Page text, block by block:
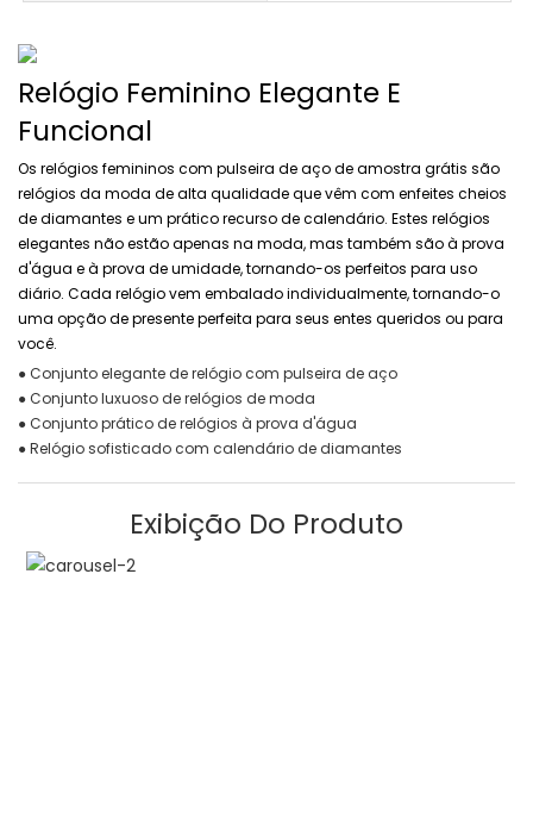
Relógio Feminino Elegante E
Funcional
Os relógios femininos com pulseira de aço de amostra grátis são
relógios da moda de alta qualidade que vêm com enfeites cheios
de diamantes e um prático recurso de calendário. Estes relógios
elegantes não estão apenas na moda, mas também são à prova
d'água e à prova de umidade, tornando-os perfeitos para uso
diário. Cada relógio vem embalado individualmente, tornando-o
uma opção de presente perfeita para seus entes queridos ou para
você.
● Conjunto elegante de relógio com pulseira de aço
● Conjunto luxuoso de relógios de moda
● Conjunto prático de relógios à prova d'água
● Relógio sofisticado com calendário de diamantes
Exibição Do Produto